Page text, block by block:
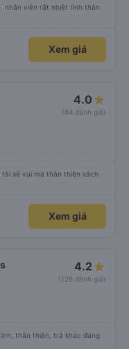
nhân viên rất nhiệt tình thân
Xem giá
4.0
(64 đánh giá)
xế vui mà thân thiện xách
Xem giá
4.2
(126 đánh giá)
thân thiện, trả khác đúng